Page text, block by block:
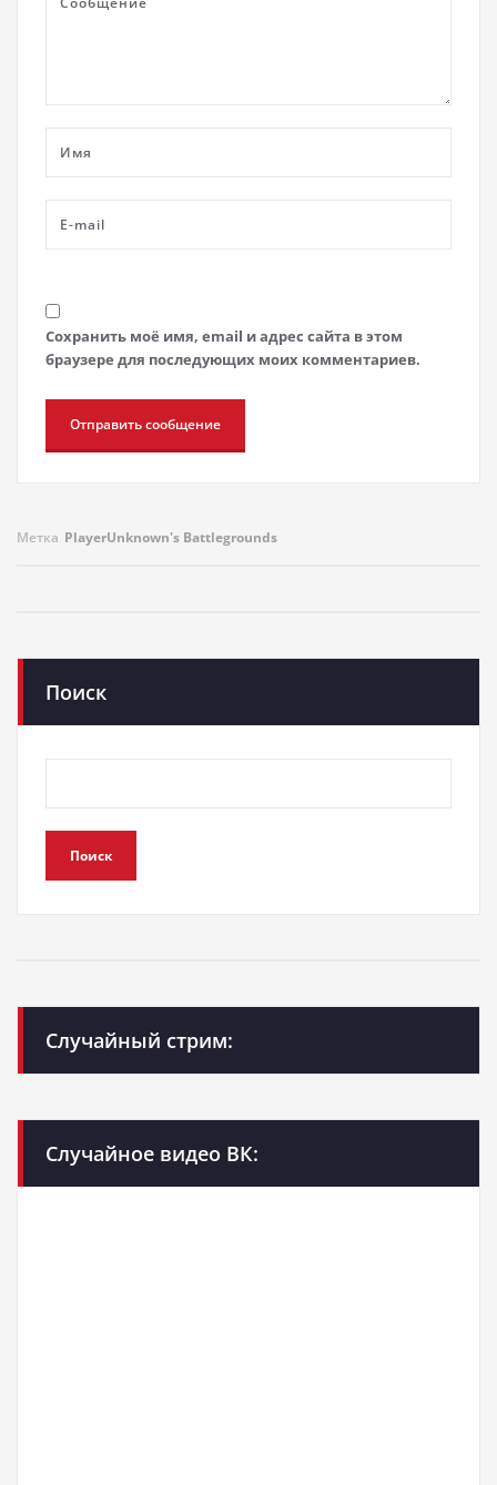
Сохранить моё имя, email и адрес сайта в этом
браузере для последующих моих комментариев.
Метка PlayerUnknown's Battlegrounds
Поиск
Поиск
Случайный стрим:
Случайное видео ВК: